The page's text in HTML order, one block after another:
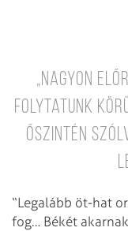
„Nagyon
folytatunk
Őszintén
“Legalább öt-hat
fog… Békét